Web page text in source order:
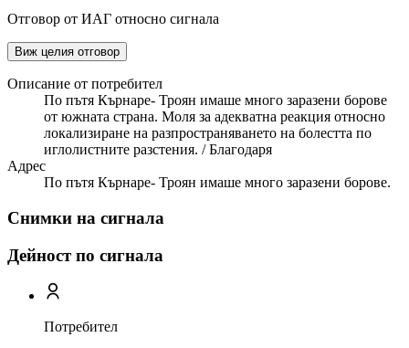
Отговор от ИАГ относно сигнала
Виж целия отговор
Описание от потребител
По пътя Кърнаре- Троян имаше много заразени борове
от южната страна. Моля за адекватна реакция относно
локализиране на разпространяването на болестта по
иглолистните разстения. / Благодаря
Адрес
По пътя Кърнаре- Троян имаше много заразени борове.
Снимки на сигнала
Дейност по сигнала
Потребител